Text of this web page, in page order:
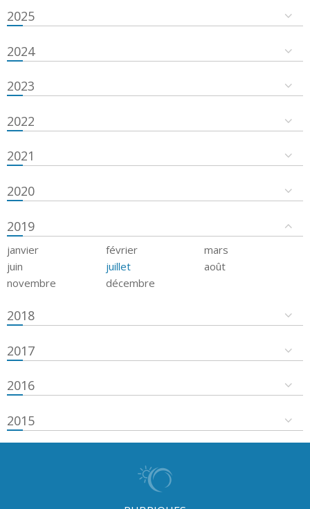
2025
2024
2023
2022
2021
2020
2019
janvier février
mars
juin
juillet
août
novembre
décembre
2018
2017
2016
2015